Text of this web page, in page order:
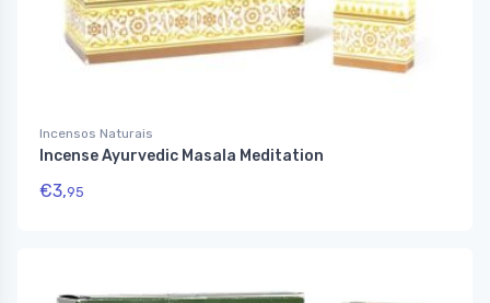
Incensos Naturais
Incense Ayurvedic Masala Meditation
€3,95